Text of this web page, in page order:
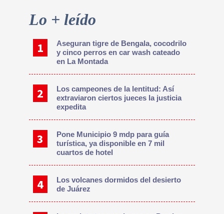
Primary
Lo + leído
Aseguran tigre de Bengala, cocodrilo
y cinco perros en car wash cateado
en La Montada
Los campeones de la lentitud: Así
extraviaron ciertos jueces la justicia
expedita
Pone Municipio 9 mdp para guía
turística, ya disponible en 7 mil
cuartos de hotel
Los volcanes dormidos del desierto
de Juárez